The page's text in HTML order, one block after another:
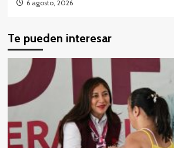
6 agosto, 2026
Te pueden interesar